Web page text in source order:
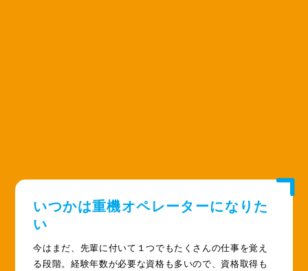
いつかは重機オペレーターになりた
い
今はまだ、先輩に付いて１つでもたくさんの仕事を覚え
る段階。経験年数が必要な資格も多いので、資格取得も